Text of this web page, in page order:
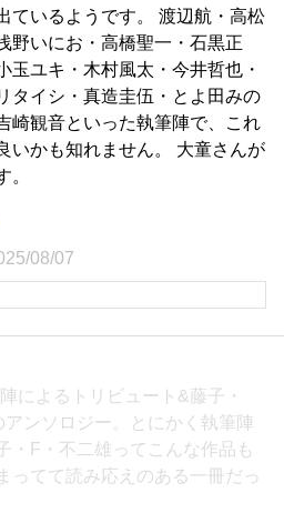
ているようです。 渡辺航・高松
野いにお・高橋聖一・石黒正
玉ユキ・木村風太・今井哲也・
タイシ・真造圭伍・とよ田みの
崎観音といった執筆陣で、これ
いかも知れません。 大童さんが
。
08/07
によるトリビュート&藤子・
アンソロジー。とにかく執筆陣
・F・不二雄ってこんな作品も
ってて読み応えのある一冊だっ